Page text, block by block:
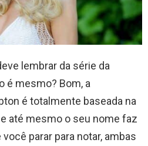
lembrar da série da
é mesmo? Bom, a
é totalmente baseada na
até mesmo o seu nome faz
parar para notar, ambas